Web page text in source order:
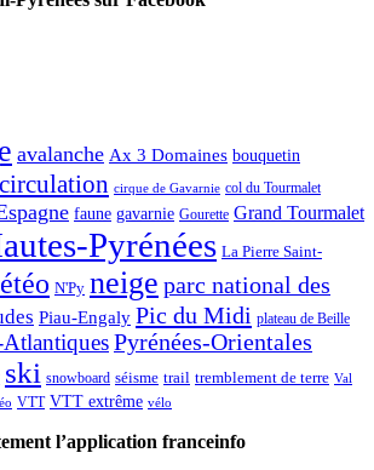
avalanche Ax 3 Domaines bouquetin
circulation cirque de Gavarnie col du Tourmalet
faune gavarnie Gourette Grand Tourmalet
Pyrénées La Pierre Saint-
N'Py neige parc national des
Piau-Engaly Pic du Midi plateau de Beille
AtlantiquesPyrénées-Orientales
ski snowboard séisme trail tremblement de terre Val
VTT VTT extrême vélo
l’application franceinfo